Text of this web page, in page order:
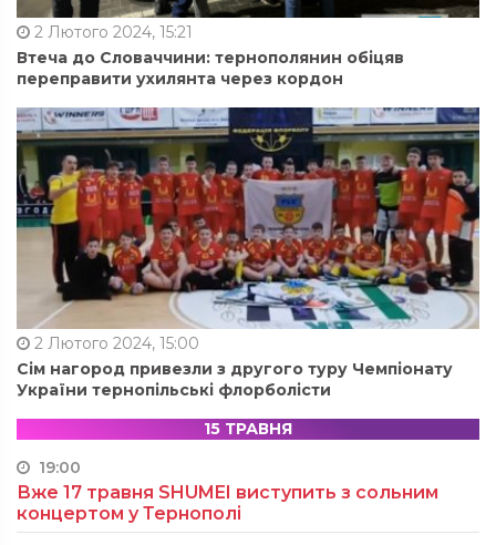
2 Лютого 2024, 15:21
Втеча до Словаччини: тернополянин обіцяв
переправити ухилянта через кордон
2 Лютого 2024, 15:00
Сім нагород привезли з другого туру Чемпіонату
України тернопільські флорболісти
15 ТРАВНЯ
19:00
Вже 17 травня SHUMEI виступить з сольним
концертом у Тернополі